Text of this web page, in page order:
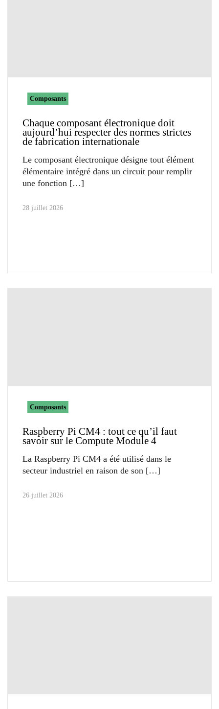
Composants
Chaque composant électronique doit
aujourd’hui respecter des normes strictes
de fabrication internationale
Le composant électronique désigne tout élément
élémentaire intégré dans un circuit pour remplir
une fonction
28 juillet 2026
Composants
Raspberry Pi CM4 : tout ce qu’il faut
savoir sur le Compute Module 4
La Raspberry Pi CM4 a été utilisé dans le
secteur industriel en raison de son
26 juillet 2026